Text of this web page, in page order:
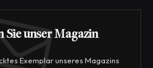
Sie unser Magazin
Exemplar unseres Magazins